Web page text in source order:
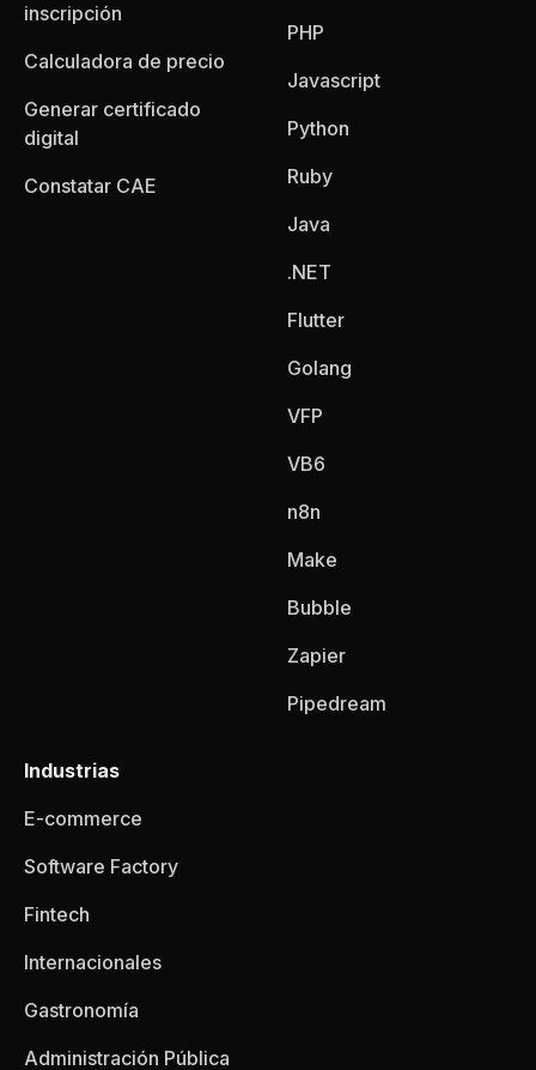
inscripción
Calculadora de precio
Generar certificado
digital
Constatar CAE
PHP
Javascript
Python
Ruby
Java
.NET
Flutter
Golang
VFP
VB6
n8n
Make
Bubble
Zapier
Pipedream
Industrias
E-commerce
Software Factory
Fintech
Internacionales
Gastronomía
Administración Pública